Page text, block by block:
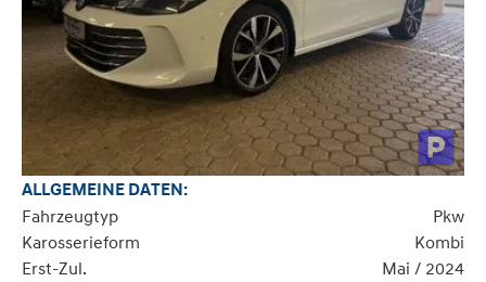
ALLGEMEINE DATEN:
Fahrzeugtyp
Pkw
Karosserieform
Kombi
Erst-Zul.
Mai / 2024